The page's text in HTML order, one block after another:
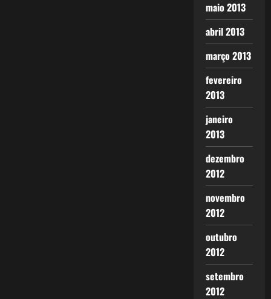
maio 2013
abril 2013
março 2013
fevereiro
2013
janeiro
2013
dezembro
2012
novembro
2012
outubro
2012
setembro
2012